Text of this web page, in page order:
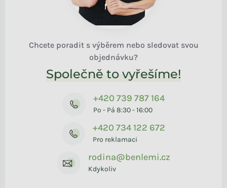
Chcete poradit s výběrem nebo sledovat svou
objednávku?
Společně to vyřešíme!
+420 739 787 164
Po - Pá 8:30 - 16:00
+420 734 122 672
Pro reklamaci
rodina@benlemi.cz
Kdykoliv